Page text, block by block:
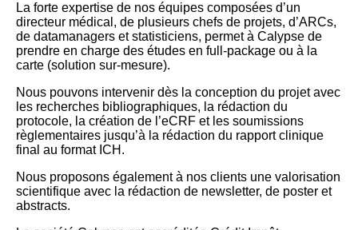
La forte expertise de nos équipes composées d’un
directeur médical, de plusieurs chefs de projets, d’ARCs,
de datamanagers et statisticiens, permet à Calypse de
prendre en charge des études en full-package ou à la
carte (solution sur-mesure).
Nous pouvons intervenir dès la conception du projet avec
les recherches bibliographiques, la rédaction du
protocole, la création de l’eCRF et les soumissions
règlementaires jusqu’à la rédaction du rapport clinique
final au format ICH.
Nous proposons également à nos clients une valorisation
scientifique avec la rédaction de newsletter, de poster et
abstracts.